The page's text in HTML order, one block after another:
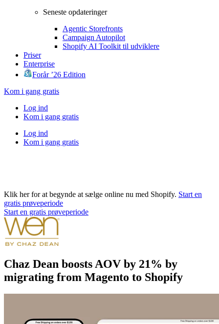
Seneste opdateringer
Agentic Storefronts
Campaign Autopilot
Shopify AI Toolkit til udviklere
Priser
Enterprise
Forår ’26 Edition
Kom i gang gratis
Log ind
Kom i gang gratis
Log ind
Kom i gang gratis
Klik her for at begynde at sælge online nu med Shopify. Start en
gratis prøveperiode
Start en gratis prøveperiode
Chaz Dean boosts AOV by 21% by
migrating from Magento to Shopify